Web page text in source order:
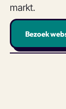
markt.
Bezoek